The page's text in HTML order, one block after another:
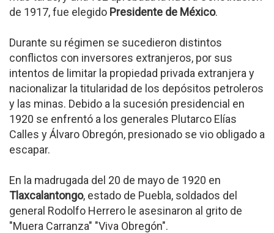
de 1917, fue elegido Presidente de México.
Durante su régimen se sucedieron distintos
conflictos con inversores extranjeros, por sus
intentos de limitar la propiedad privada extranjera y
nacionalizar la titularidad de los depósitos petroleros
y las minas. Debido a la sucesión presidencial en
1920 se enfrentó a los generales Plutarco Elías
Calles y Álvaro Obregón, presionado se vio obligado a
escapar.
En la madrugada del 20 de mayo de 1920 en
Tlaxcalantongo, estado de Puebla, soldados del
general Rodolfo Herrero le asesinaron al grito de
"Muera Carranza" "Viva Obregón".